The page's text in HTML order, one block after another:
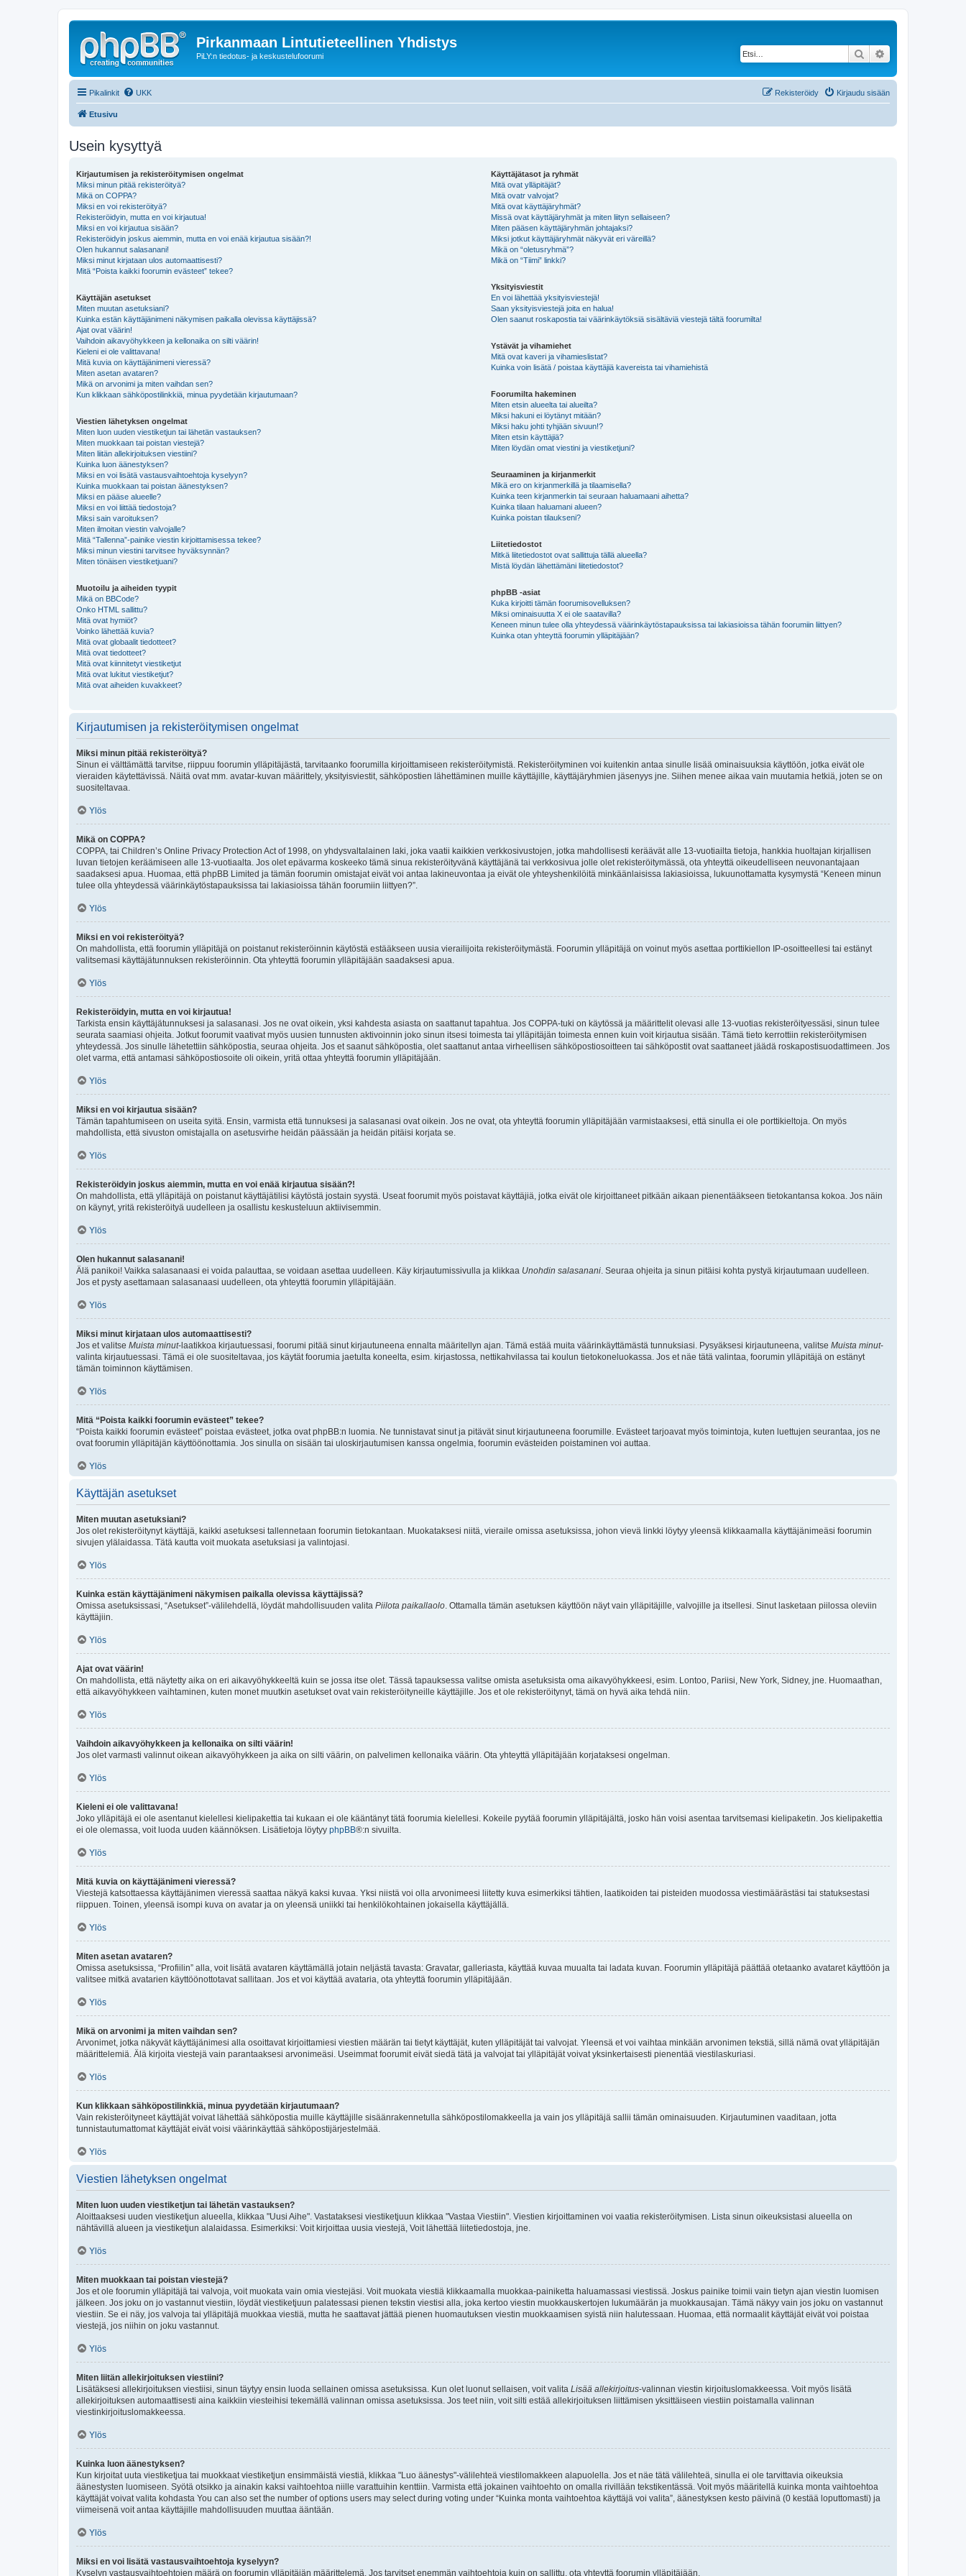
Pirkanmaan Lintutieteellinen Yhdistys
PiLY:n tiedotus- ja keskustelufoorumi Etsi
Pikalinkit UKK Kirjaudu sisään
Rekisteröidy
Etusivu
Usein kysyttyä
Kirjautumisen ja rekisteröitymisen ongelmat
Miksi minun pitää rekisteröityä?
Mikä on COPPA?
Miksi en voi rekisteröityä?
Rekisteröidyin, mutta en voi kirjautua!
Miksi en voi kirjautua sisään?
Rekisteröidyin joskus aiemmin, mutta en voi enää kirjautua sisään?!
Olen hukannut salasanani!
Miksi minut kirjataan ulos automaattisesti?
Mitä “Poista kaikki foorumin evästeet” tekee?
Käyttäjän asetukset
Miten muutan asetuksiani?
Kuinka estän käyttäjänimeni näkymisen paikalla olevissa käyttäjissä?
Ajat ovat väärin!
Vaihdoin aikavyöhykkeen ja kellonaika on silti väärin!
Kieleni ei ole valittavana!
Mitä kuvia on käyttäjänimeni vieressä?
Miten asetan avataren?
Mikä on arvonimi ja miten vaihdan sen?
Kun klikkaan sähköpostilinkkiä, minua pyydetään kirjautumaan?
Viestien lähetyksen ongelmat
Miten luon uuden viestiketjun tai lähetän vastauksen?
Miten muokkaan tai poistan viestejä?
Miten liitän allekirjoituksen viestiini?
Kuinka luon äänestyksen?
Miksi en voi lisätä vastausvaihtoehtoja kyselyyn?
Kuinka muokkaan tai poistan äänestyksen?
Miksi en pääse alueelle?
Miksi en voi liittää tiedostoja?
Miksi sain varoituksen?
Miten ilmoitan viestin valvojalle?
Mitä “Tallenna”-painike viestin kirjoittamisessa tekee?
Miksi minun viestini tarvitsee hyväksynnän?
Miten tönäisen viestiketjuani?
Muotoilu ja aiheiden tyypit
Mikä on BBCode?
Onko HTML sallittu?
Mitä ovat hymiöt?
Voinko lähettää kuvia?
Mitä ovat globaalit tiedotteet?
Mitä ovat tiedotteet?
Mitä ovat kiinnitetyt viestiketjut
Mitä ovat lukitut viestiketjut?
Mitä ovat aiheiden kuvakkeet?
Käyttäjätasot ja ryhmät
Mitä ovat ylläpitäjät?
Mitä ovatr valvojat?
Mitä ovat käyttäjäryhmät?
Missä ovat käyttäjäryhmät ja miten liityn sellaiseen?
Miten pääsen käyttäjäryhmän johtajaksi?
Miksi jotkut käyttäjäryhmät näkyvät eri väreillä?
Mikä on “oletusryhmä”?
Mikä on “Tiimi” linkki?
Yksityisviestit
En voi lähettää yksityisviestejä!
Saan yksityisviestejä joita en halua!
Olen saanut roskapostia tai väärinkäytöksiä sisältäviä viestejä tältä foorumilta!
Ystävät ja vihamiehet
Mitä ovat kaveri ja vihamieslistat?
Kuinka voin lisätä / poistaa käyttäjiä kavereista tai vihamiehistä
Foorumilta hakeminen
Miten etsin alueelta tai alueilta?
Miksi hakuni ei löytänyt mitään?
Miksi haku johti tyhjään sivuun!?
Miten etsin käyttäjiä?
Miten löydän omat viestini ja viestiketjuni?
Seuraaminen ja kirjanmerkit
Mikä ero on kirjanmerkillä ja tilaamisella?
Kuinka teen kirjanmerkin tai seuraan haluamaani aihetta?
Kuinka tilaan haluamani alueen?
Kuinka poistan tilaukseni?
Liitetiedostot
Mitkä liitetiedostot ovat sallittuja tällä alueella?
Mistä löydän lähettämäni liitetiedostot?
phpBB -asiat
Kuka kirjoitti tämän foorumisovelluksen?
Miksi ominaisuutta X ei ole saatavilla?
Keneen minun tulee olla yhteydessä väärinkäytöstapauksissa tai lakiasioissa tähän foorumiin liittyen?
Kuinka otan yhteyttä foorumin ylläpitäjään?
Kirjautumisen ja rekisteröitymisen ongelmat
Miksi minun pitää rekisteröityä?
Sinun ei välttämättä tarvitse, riippuu foorumin ylläpitäjästä, tarvitaanko foorumilla kirjoittamiseen rekisteröitymistä. Rekisteröityminen voi kuitenkin antaa sinulle lisää ominaisuuksia käyttöön, jotka eivät ole
vieraiden käytettävissä. Näitä ovat mm. avatar-kuvan määrittely, yksityisviestit, sähköpostien lähettäminen muille käyttäjille, käyttäjäryhmien jäsenyys jne. Siihen menee aikaa vain muutamia hetkiä, joten se on
suositeltavaa.
Ylös
Mikä on COPPA?
COPPA, tai Children’s Online Privacy Protection Act of 1998, on yhdysvaltalainen laki, joka vaatii kaikkien verkkosivustojen, jotka mahdollisesti keräävät alle 13-vuotiailta tietoja, hankkia huoltajan kirjallisen
luvan tietojen keräämiseen alle 13-vuotiaalta. Jos olet epävarma koskeeko tämä sinua rekisteröityvänä käyttäjänä tai verkkosivua jolle olet rekisteröitymässä, ota yhteyttä oikeudelliseen neuvonantajaan
saadaksesi apua. Huomaa, että phpBB Limited ja tämän foorumin omistajat eivät voi antaa lakineuvontaa ja eivät ole yhteyshenkilöitä minkäänlaisissa lakiasioissa, lukuunottamatta kysymystä “Keneen minun
tulee olla yhteydessä väärinkäytöstapauksissa tai lakiasioissa tähän foorumiin liittyen?”.
Ylös
Miksi en voi rekisteröityä?
On mahdollista, että foorumin ylläpitäjä on poistanut rekisteröinnin käytöstä estääkseen uusia vierailijoita rekisteröitymästä. Foorumin ylläpitäjä on voinut myös asettaa porttikiellon IP-osoitteellesi tai estänyt
valitsemasi käyttäjätunnuksen rekisteröinnin. Ota yhteyttä foorumin ylläpitäjään saadaksesi apua.
Ylös
Rekisteröidyin, mutta en voi kirjautua!
Tarkista ensin käyttäjätunnuksesi ja salasanasi. Jos ne ovat oikein, yksi kahdesta asiasta on saattanut tapahtua. Jos COPPA-tuki on käytössä ja määrittelit olevasi alle 13-vuotias rekisteröityessäsi, sinun tulee
seurata saamiasi ohjeita. Jotkut foorumit vaativat myös uusien tunnusten aktivoinnin joko sinun itsesi toimesta tai ylläpitäjän toimesta ennen kuin voit kirjautua sisään. Tämä tieto kerrottiin rekisteröitymisen
yhteydessä. Jos sinulle lähetettiin sähköpostia, seuraa ohjeita. Jos et saanut sähköpostia, olet saattanut antaa virheellisen sähköpostiosoitteen tai sähköpostit ovat saattaneet jäädä roskapostisuodattimeen. Jos
olet varma, että antamasi sähköpostiosoite oli oikein, yritä ottaa yhteyttä foorumin ylläpitäjään.
Ylös
Miksi en voi kirjautua sisään?
Tämän tapahtumiseen on useita syitä. Ensin, varmista että tunnuksesi ja salasanasi ovat oikein. Jos ne ovat, ota yhteyttä foorumin ylläpitäjään varmistaaksesi, että sinulla ei ole porttikieltoja. On myös
mahdollista, että sivuston omistajalla on asetusvirhe heidän päässään ja heidän pitäisi korjata se.
Ylös
Rekisteröidyin joskus aiemmin, mutta en voi enää kirjautua sisään?!
On mahdollista, että ylläpitäjä on poistanut käyttäjätilisi käytöstä jostain syystä. Useat foorumit myös poistavat käyttäjiä, jotka eivät ole kirjoittaneet pitkään aikaan pienentääkseen tietokantansa kokoa. Jos näin
on käynyt, yritä rekisteröityä uudelleen ja osallistu keskusteluun aktiivisemmin.
Ylös
Olen hukannut salasanani!
Älä panikoi! Vaikka salasanaasi ei voida palauttaa, se voidaan asettaa uudelleen. Käy kirjautumissivulla ja klikkaa Unohdin salasanani . Seuraa ohjeita ja sinun pitäisi kohta pystyä kirjautumaan uudelleen.
Jos et pysty asettamaan salasanaasi uudelleen, ota yhteyttä foorumin ylläpitäjään.
Ylös
Miksi minut kirjataan ulos automaattisesti?
Jos et valitse Muista minut-laatikkoa kirjautuessasi, foorumi pitää sinut kirjautuneena ennalta määritellyn ajan. Tämä estää muita väärinkäyttämästä tunnuksiasi. Pysyäksesi kirjautuneena, valitse Muista minut-
valinta kirjautuessasi. Tämä ei ole suositeltavaa, jos käytät foorumia jaetulta koneelta, esim. kirjastossa, nettikahvilassa tai koulun tietokoneluokassa. Jos et näe tätä valintaa, foorumin ylläpitäjä on estänyt
tämän toiminnon käyttämisen.
Ylös
Mitä “Poista kaikki foorumin evästeet” tekee?
“Poista kaikki foorumin evästeet” poistaa evästeet, jotka ovat phpBB:n luomia. Ne tunnistavat sinut ja pitävät sinut kirjautuneena foorumille. Evästeet tarjoavat myös toimintoja, kuten luettujen seurantaa, jos ne
ovat foorumin ylläpitäjän käyttöönottamia. Jos sinulla on sisään tai uloskirjautumisen kanssa ongelmia, foorumin evästeiden poistaminen voi auttaa.
Ylös
Käyttäjän asetukset
Miten muutan asetuksiani?
Jos olet rekisteröitynyt käyttäjä, kaikki asetuksesi tallennetaan foorumin tietokantaan. Muokataksesi niitä, vieraile omissa asetuksissa, johon vievä linkki löytyy yleensä klikkaamalla käyttäjänimeäsi foorumin
sivujen ylälaidassa. Tätä kautta voit muokata asetuksiasi ja valintojasi.
Ylös
Kuinka estän käyttäjänimeni näkymisen paikalla olevissa käyttäjissä?
Omissa asetuksissasi, “Asetukset”-välilehdellä, löydät mahdollisuuden valita Piilota paikallaolo . Ottamalla tämän asetuksen käyttöön näyt vain ylläpitäjille, valvojille ja itsellesi. Sinut lasketaan piilossa oleviin
käyttäjiin.
Ylös
Ajat ovat väärin!
On mahdollista, että näytetty aika on eri aikavyöhykkeeltä kuin se jossa itse olet. Tässä tapauksessa valitse omista asetuksista oma aikavyöhykkeesi, esim. Lontoo, Pariisi, New York, Sidney, jne. Huomaathan,
että aikavyöhykkeen vaihtaminen, kuten monet muutkin asetukset ovat vain rekisteröityneille käyttäjille. Jos et ole rekisteröitynyt, tämä on hyvä aika tehdä niin.
Ylös
Vaihdoin aikavyöhykkeen ja kellonaika on silti väärin!
Jos olet varmasti valinnut oikean aikavyöhykkeen ja aika on silti väärin, on palvelimen kellonaika väärin. Ota yhteyttä ylläpitäjään korjataksesi ongelman.
Ylös
Kieleni ei ole valittavana!
Joko ylläpitäjä ei ole asentanut kielellesi kielipakettia tai kukaan ei ole kääntänyt tätä foorumia kielellesi. Kokeile pyytää foorumin ylläpitäjältä, josko hän voisi asentaa tarvitsemasi kielipaketin. Jos kielipakettia
ei ole olemassa, voit luoda uuden käännöksen. Lisätietoja löytyy phpBB®:n sivuilta.
Ylös
Mitä kuvia on käyttäjänimeni vieressä?
Viestejä katsottaessa käyttäjänimen vieressä saattaa näkyä kaksi kuvaa. Yksi niistä voi olla arvonimeesi liitetty kuva esimerkiksi tähtien, laatikoiden tai pisteiden muodossa viestimäärästäsi tai statuksestasi
riippuen. Toinen, yleensä isompi kuva on avatar ja on yleensä uniikki tai henkilökohtainen jokaisella käyttäjällä.
Ylös
Miten asetan avataren?
Omissa asetuksissa, “Profiilin” alla, voit lisätä avataren käyttämällä jotain neljästä tavasta: Gravatar, galleriasta, käyttää kuvaa muualta tai ladata kuvan. Foorumin ylläpitäjä päättää otetaanko avataret käyttöön ja
valitsee mitkä avatarien käyttöönottotavat sallitaan. Jos et voi käyttää avataria, ota yhteyttä foorumin ylläpitäjään.
Ylös
Mikä on arvonimi ja miten vaihdan sen?
Arvonimet, jotka näkyvät käyttäjänimesi alla osoittavat kirjoittamiesi viestien määrän tai tietyt käyttäjät, kuten ylläpitäjät tai valvojat. Yleensä et voi vaihtaa minkään arvonimen tekstiä, sillä nämä ovat ylläpitäjän
määrittelemiä. Älä kirjoita viestejä vain parantaaksesi arvonimeäsi. Useimmat foorumit eivät siedä tätä ja valvojat tai ylläpitäjät voivat yksinkertaisesti pienentää viestilaskuriasi.
Ylös
Kun klikkaan sähköpostilinkkiä, minua pyydetään kirjautumaan?
Vain rekisteröityneet käyttäjät voivat lähettää sähköpostia muille käyttäjille sisäänrakennetulla sähköpostilomakkeella ja vain jos ylläpitäjä sallii tämän ominaisuuden. Kirjautuminen vaaditaan, jotta
tunnistautumattomat käyttäjät eivät voisi väärinkäyttää sähköpostijärjestelmää.
Ylös
Viestien lähetyksen ongelmat
Miten luon uuden viestiketjun tai lähetän vastauksen?
Aloittaaksesi uuden viestiketjun alueella, klikkaa "Uusi Aihe". Vastataksesi viestiketjuun klikkaa "Vastaa Viestiin". Viestien kirjoittaminen voi vaatia rekisteröitymisen. Lista sinun oikeuksistasi alueella on
nähtävillä alueen ja viestiketjun alalaidassa. Esimerkiksi: Voit kirjoittaa uusia viestejä, Voit lähettää liitetiedostoja, jne.
Ylös
Miten muokkaan tai poistan viestejä?
Jos et ole foorumin ylläpitäjä tai valvoja, voit muokata vain omia viestejäsi. Voit muokata viestiä klikkaamalla muokkaa-painiketta haluamassasi viestissä. Joskus painike toimii vain tietyn ajan viestin luomisen
jälkeen. Jos joku on jo vastannut viestiin, löydät viestiketjuun palatessasi pienen tekstin viestisi alla, joka kertoo viestin muokkauskertojen lukumäärän ja muokkausajan. Tämä näkyy vain jos joku on vastannut
viestiin. Se ei näy, jos valvoja tai ylläpitäjä muokkaa viestiä, mutta he saattavat jättää pienen huomautuksen viestin muokkaamisen syistä niin halutessaan. Huomaa, että normaalit käyttäjät eivät voi poistaa
viestejä, jos niihin on joku vastannut.
Ylös
Miten liitän allekirjoituksen viestiini?
Lisätäksesi allekirjoituksen viestiisi, sinun täytyy ensin luoda sellainen omissa asetuksissa. Kun olet luonut sellaisen, voit valita Lisää allekirjoitus-valinnan viestin kirjoituslomakkeessa. Voit myös lisätä
allekirjoituksen automaattisesti aina kaikkiin viesteihisi tekemällä valinnan omissa asetuksissa. Jos teet niin, voit silti estää allekirjoituksen liittämisen yksittäiseen viestiin poistamalla valinnan
viestinkirjoituslomakkeessa.
Ylös
Kuinka luon äänestyksen?
Kun kirjoitat uuta viestiketjua tai muokkaat viestiketjun ensimmäistä viestiä, klikkaa "Luo äänestys"-välilehteä viestilomakkeen alapuolella. Jos et näe tätä välilehteä, sinulla ei ole tarvittavia oikeuksia
äänestysten luomiseen. Syötä otsikko ja ainakin kaksi vaihtoehtoa niille varattuihin kenttiin. Varmista että jokainen vaihtoehto on omalla rivillään tekstikentässä. Voit myös määritellä kuinka monta vaihtoehtoa
käyttäjät voivat valita kohdasta You can also set the number of options users may select during voting under “Kuinka monta vaihtoehtoa käyttäjä voi valita”, äänestyksen kesto päivinä (0 kestää loputtomasti) ja
viimeisenä voit antaa käyttäjille mahdollisuuden muuttaa ääntään.
Ylös
Miksi en voi lisätä vastausvaihtoehtoja kyselyyn?
Kyselyn vastausvaihtoehtojen määrä on foorumin ylläpitäjän määrittelemä. Jos tarvitset enemmän vaihtoehtoja kuin on sallittu, ota yhteyttä foorumin ylläpitäjään.